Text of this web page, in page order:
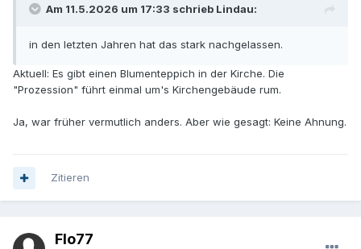
Am 11.5.2026 um 17:33 schrieb Lindau:
in den letzten Jahren hat das stark nachgelassen.
Aktuell: Es gibt einen Blumenteppich in der Kirche. Die
"Prozession" führt einmal um's Kirchengebäude rum.
Ja, war früher vermutlich anders. Aber wie gesagt: Keine Ahnung.
Zitieren
Flo77